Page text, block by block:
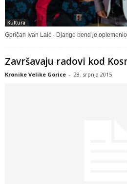
Kultura
Goričan Ivan Laić - Django bend je
Završavaju radovi kod
Kronike Velike Gorice - 28. srpnja 2015